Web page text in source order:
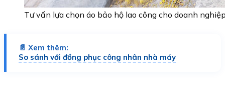
Tư vấn lựa chọn áo bảo hộ lao công cho doanh
📄 Xem thêm:
So sánh với đồng phục công nhân nhà máy